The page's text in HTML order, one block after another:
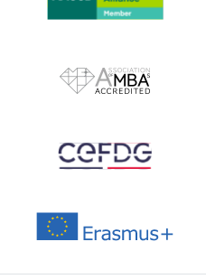
IMAGE
IMAGE
IMAGE